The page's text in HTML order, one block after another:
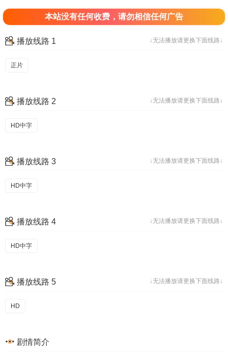
本站没有任何收费，请勿相信任何广告
↓无法播放请更换下面线路↓
播放线路 1
正片
↓无法播放请更换下面线路↓
播放线路 2
HD中字
↓无法播放请更换下面线路↓
播放线路 3
HD中字
↓无法播放请更换下面线路↓
播放线路 4
HD中字
↓无法播放请更换下面线路↓
播放线路 5
HD
剧情简介